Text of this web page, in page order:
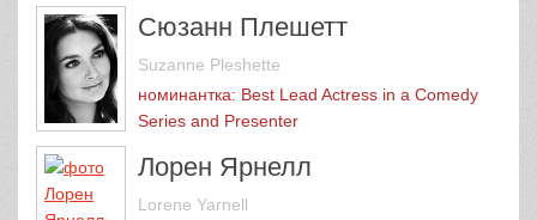
Сюзанн Плешетт
Suzanne Pleshette
номинантка: Best Lead Actress in a Comedy
Series and Presenter
Лорен Ярнелл
Lorene Yarnell